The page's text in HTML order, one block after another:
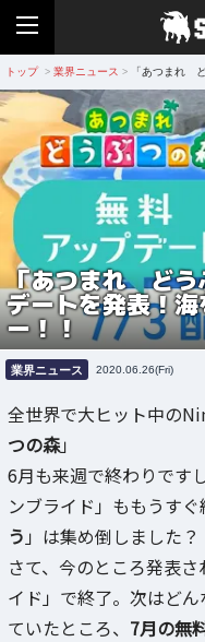
トップ > 業界ニュース > 「あつまれ
「あつまれ どう
デートを発表！
ー！！
業界ニュース 2020.06.26(Fri)
全世界で大ヒット中の
つの森」
6月も来週で終わりです
ンブライド」ももうす
う 」は集め倒しました？
さて、今のところ発表
イド」で終了。次はど
ていたところ、 7月の無